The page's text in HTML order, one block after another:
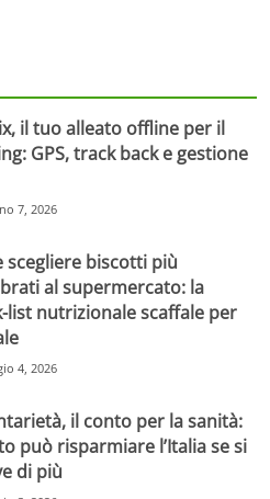
il tuo alleato offline per il
GPS, track back e gestione
7, 2026
scegliere biscotti più
al supermercato: la
list nutrizionale scaffale per
4, 2026
il conto per la sanità:
può risparmiare l’Italia se si
di più